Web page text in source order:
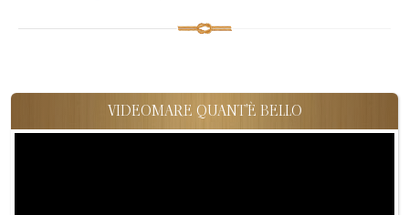
VIDEOMARE QUANT'È BELLO